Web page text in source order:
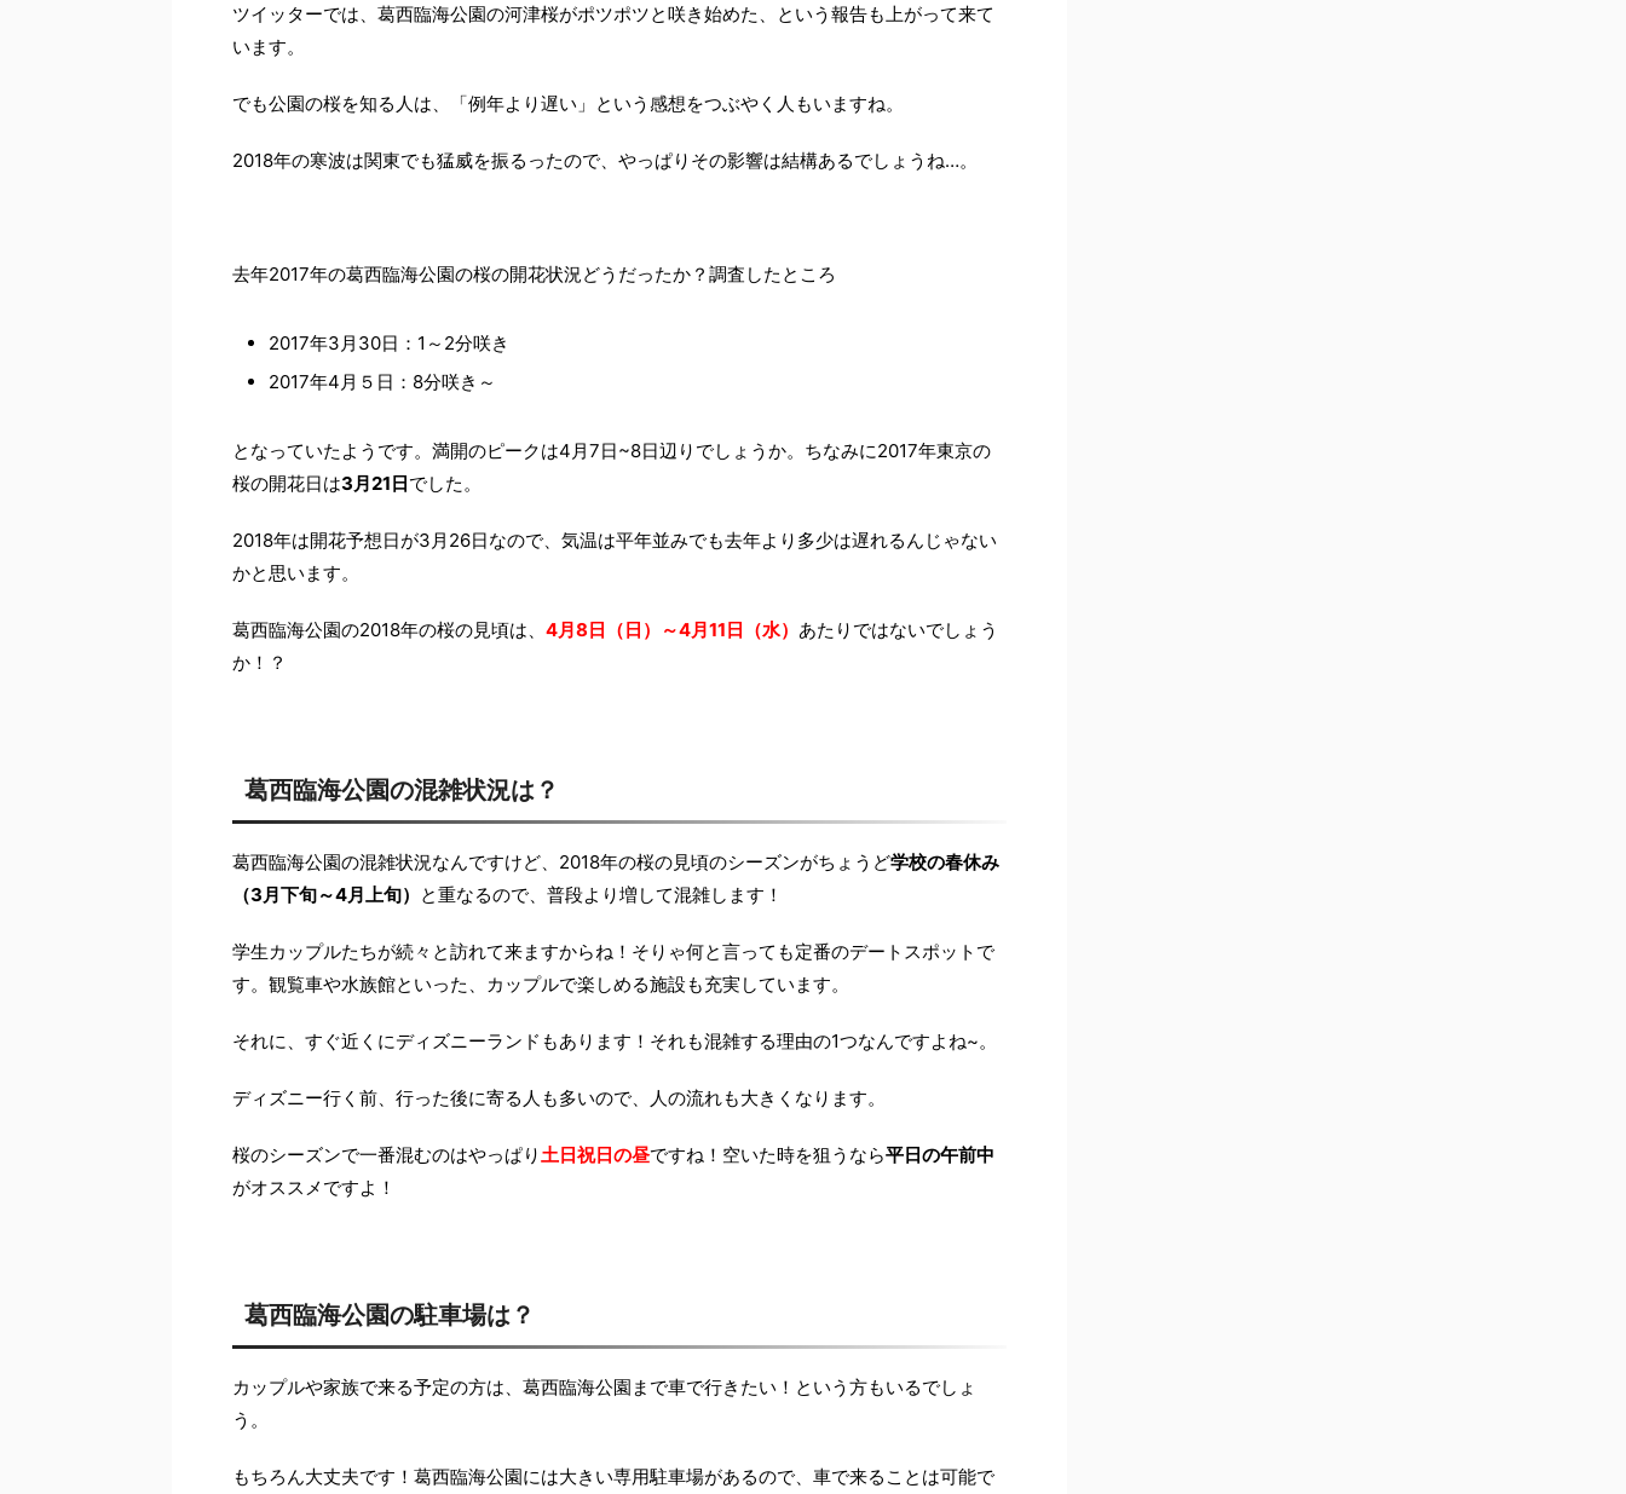
ツイッターでは、葛西臨海公園の河津桜がポツポツと咲き始めた、という報告も上がって来て
います。
でも公園の桜を知る人は、「例年より遅い」という感想をつぶやく人もいますね。
2018年の寒波は関東でも猛威を振るったので、やっぱりその影響は結構あるでしょうね…。
去年2017年の葛西臨海公園の桜の開花状況どうだったか？調査したところ
2017年3月30日：1～2分咲き
2017年4月５日：8分咲き～
となっていたようです。満開のピークは4月7日~8日辺りでしょうか。ちなみに2017年東京の
桜の開花日は3月21日でした。
2018年は開花予想日が3月26日なので、気温は平年並みでも去年より多少は遅れるんじゃない
かと思います。
葛西臨海公園の2018年の桜の見頃は、 4月8日（日）～4月11日（水） あたりではないでしょう
か！？
葛西臨海公園の混雑状況は？
葛西臨海公園の混雑状況なんですけど、2018年の桜の見頃のシーズンがちょうど学校の春休み
（3月下旬～4月上旬） と重なるので、普段より増して混雑します！
学生カップルたちが続々と訪れて来ますからね！そりゃ何と言っても定番のデートスポットで
す。観覧車や水族館といった、カップルで楽しめる施設も充実しています。
それに、すぐ近くにディズニーランドもあります！それも混雑する理由の1つなんですよね~。
ディズニー行く前、行った後に寄る人も多いので、人の流れも大きくなります。
桜のシーズンで一番混むのはやっぱり 土日祝日の昼ですね！空いた時を狙うなら平日の午前中
がオススメですよ！
葛西臨海公園の駐車場は？
カップルや家族で来る予定の方は、葛西臨海公園まで車で行きたい！という方もいるでしょ
う。
もちろん大丈夫です！葛西臨海公園には大きい専用駐車場があるので、車で来ることは可能で